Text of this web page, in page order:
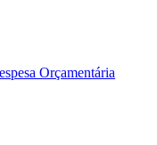
Orçamentária